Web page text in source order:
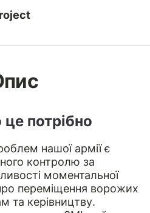
потрібно
нашої армії є
контролю за
моментальної
переміщення ворожих
та керівництву.